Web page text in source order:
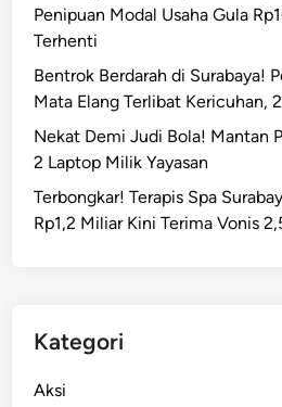
Penipuan Modal Usaha Gula
Terhenti
Bentrok Berdarah di Surabaya!
Mata Elang Terlibat Kericuhan,
Nekat Demi Judi Bola! Mantan
2 Laptop Milik Yayasan
Terbongkar! Terapis Spa
Rp1,2 Miliar Kini Terima Vonis
Kategori
Aksi